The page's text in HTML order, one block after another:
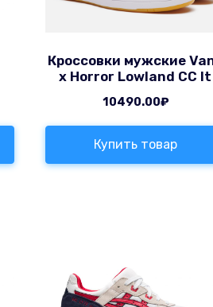
Кроссовки мужские
x Horror Lowland CC It
10490.00₽
Купить товар